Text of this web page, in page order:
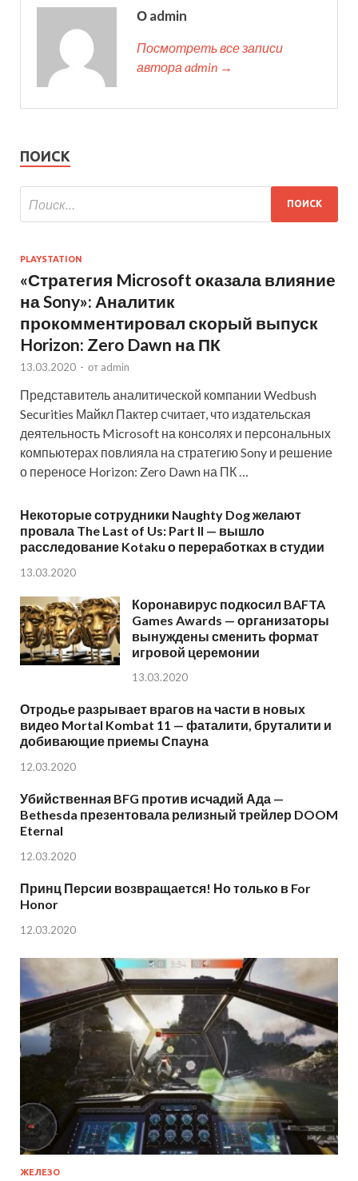
О admin
Посмотреть все записи
автора admin →
ПОИСК
PLAYSTATION
«Стратегия Microsoft оказала влияние
на Sony»: Аналитик
прокомментировал скорый выпуск
Horizon: Zero Dawn на ПК
13.03.2020 - от admin
Представитель аналитической компании Wedbush
Securities Майкл Пактер считает, что издательская
деятельность Microsoft на консолях и персональных
компьютерах повлияла на стратегию Sony и решение
о переносе Horizon: Zero Dawn на ПК …
Некоторые сотрудники Naughty Dog желают
провала The Last of Us: Part II — вышло
расследование Kotaku о переработках в студии
13.03.2020
Коронавирус подкосил BAFTA
Games Awards — организаторы
вынуждены сменить формат
игровой церемонии
13.03.2020
Отродье разрывает врагов на части в новых
видео Mortal Kombat 11 — фаталити, бруталити и
добивающие приемы Спауна
12.03.2020
Убийственная BFG против исчадий Ада —
Bethesda презентовала релизный трейлер DOOM
Eternal
12.03.2020
Принц Персии возвращается! Но только в For
Honor
12.03.2020
ЖЕЛЕЗО